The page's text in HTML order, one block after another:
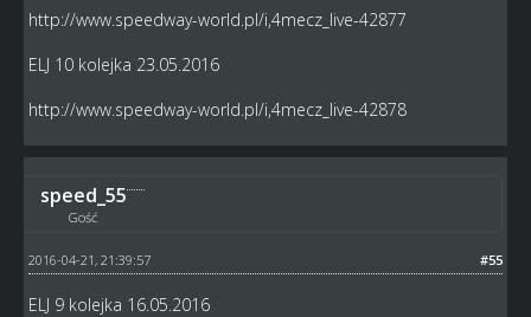
http://www.speedway-world.pl/i,4mecz_live-42877
ELJ 10 kolejka 23.05.2016
http://www.speedway-world.pl/i,4mecz_live-42878
speed_55
Gość
#55
2016-04-21, 21:39:57
ELJ 9 kolejka 16.05.2016